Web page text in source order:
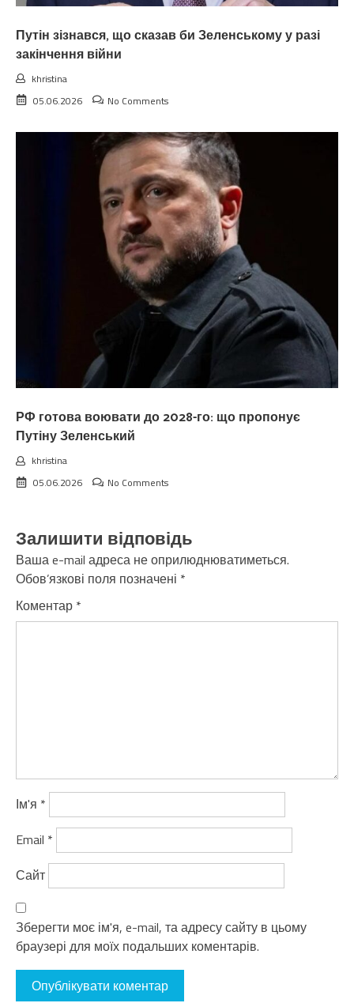
Путін зізнався, що сказав би Зеленському у разі
закінчення війни
khristina
05.06.2026
No Comments
РФ готова воювати до 2028-го: що пропонує
Путіну Зеленський
khristina
05.06.2026
No Comments
Залишити відповідь
Ваша e-mail адреса не оприлюднюватиметься.
Обов’язкові поля позначені *
Коментар *
Ім'я *
Email *
Сайт
Зберегти моє ім'я, e-mail, та адресу сайту в цьому
браузері для моїх подальших коментарів.